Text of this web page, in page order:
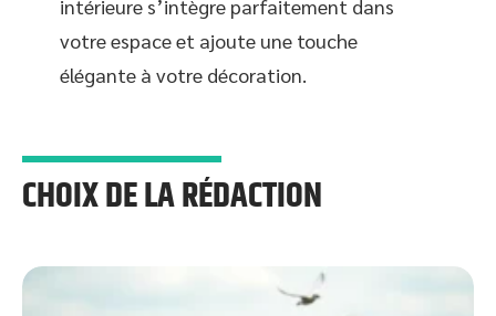
intérieure s’intègre parfaitement dans
votre espace et ajoute une touche
élégante à votre décoration.
CHOIX DE LA RÉDACTION